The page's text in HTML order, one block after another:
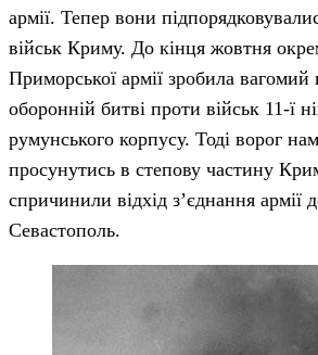
армії. Тепер вони
військ Криму. До кінця жовтня
Приморської армії зробила вагомий
оборонній битві проти військ 11-ї
румунського корпусу. Тоді ворог
просунутись в степову частину
спричинили відхід з’єднання армії
Севастополь.